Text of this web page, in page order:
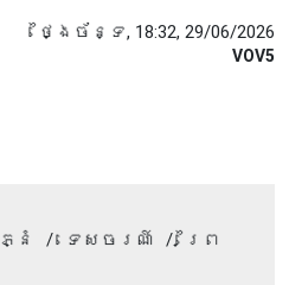
ថ្ងៃច័ន្ទ, 18:32, 29/06/2026
VOV5
នំ / ទេសចរណ៍ /
ព្រៃ